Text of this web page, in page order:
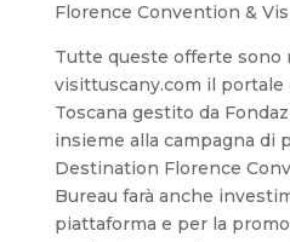
Florence Convention &
Tutte queste offerte sono
visittuscany.com il portale
Toscana gestito da
insieme alla campagna di
Destination Florence
Bureau farà anche
piattaforma e per la